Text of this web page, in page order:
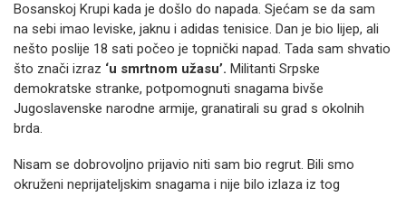
Bosanskoj Krupi kada je došlo do napada. Sjećam se da sam
na sebi imao leviske, jaknu i adidas tenisice. Dan je bio lijep, ali
nešto poslije 18 sati počeo je topnički napad. Tada sam shvatio
što znači izraz ‘u smrtnom užasu’. Militanti Srpske
demokratske stranke, potpomognuti snagama bivše
Jugoslavenske narodne armije, granatirali su grad s okolnih
brda.
Nisam se dobrovoljno prijavio niti sam bio regrut. Bili smo
okruženi neprijateljskim snagama i nije bilo izlaza iz tog